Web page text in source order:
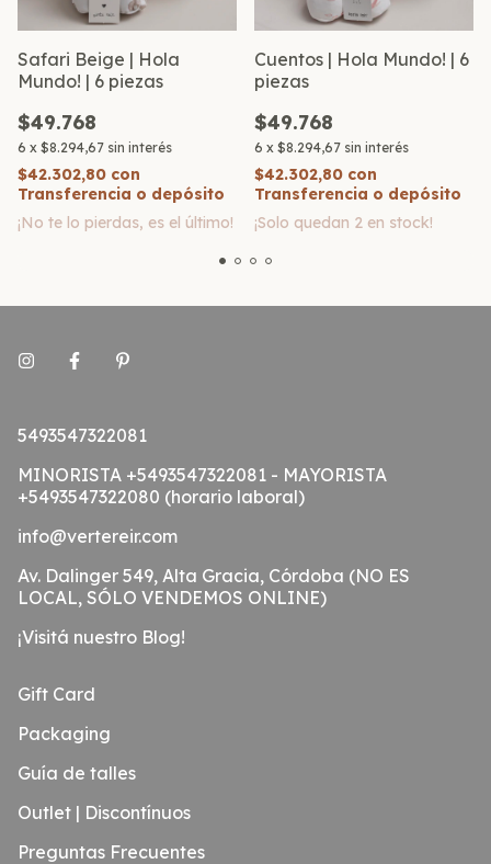
Safari Beige | Hola
Mundo! | 6 piezas
$49.768
6 x $8.294,67 sin interés
$42.302,80 con
Transferencia o depósito
¡No te lo pierdas, es el último!
Cuentos | Hola Mundo! | 6
piezas
$49.768
6 x $8.294,67 sin interés
$42.302,80 con
Transferencia o depósito
¡Solo quedan 2 en stock!
5493547322081
MINORISTA +5493547322081 - MAYORISTA
+5493547322080 (horario laboral)
info@vertereir.com
Av. Dalinger 549, Alta Gracia, Córdoba (NO ES
LOCAL, SÓLO VENDEMOS ONLINE)
¡Visitá nuestro Blog!
Gift Card
Packaging
Guía de talles
Outlet | Discontínuos
Preguntas Frecuentes